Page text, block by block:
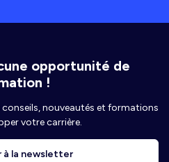
opportunité de
!
nouveautés et formations
votre carrière.
à la newsletter